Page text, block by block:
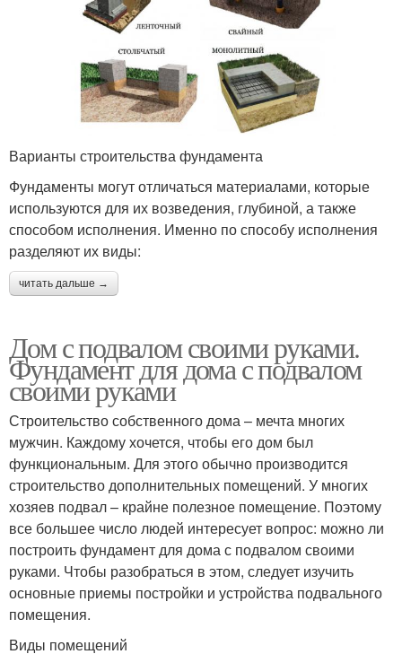
Варианты строительства фундамента
Фундаменты могут отличаться материалами, которые
используются для их возведения, глубиной, а также
способом исполнения. Именно по способу исполнения
разделяют их виды:
читать дальше →
Дом с подвалом своими руками.
Фундамент для дома с подвалом
своими руками
Строительство собственного дома – мечта многих
мужчин. Каждому хочется, чтобы его дом был
функциональным. Для этого обычно производится
строительство дополнительных помещений. У многих
хозяев подвал – крайне полезное помещение. Поэтому
все большее число людей интересует вопрос: можно ли
построить фундамент для дома с подвалом своими
руками. Чтобы разобраться в этом, следует изучить
основные приемы постройки и устройства подвального
помещения.
Виды помещений